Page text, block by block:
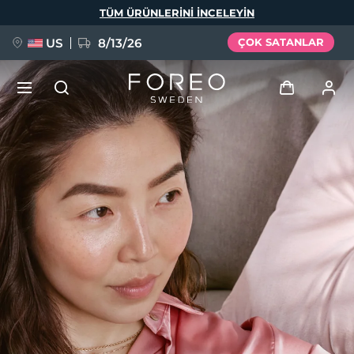
TÜM ÜRÜNLERINI INCELEYIN
US 8/13/26 ÇOK SATANLAR
Giriş
Kullanici profi̇li̇
Cihazlarım
Siparişlerim
Adresim
Aboneliklerim
YENİ
FAQ™ Pure Beauty-Tech Elixir
BREAKING NEWS
issa™ Teeth Whitening Set
Dil Seçimi
English Deutsch
Español
Français
Italiano
Português
Polski
Svenska
Русский
Türkçe
简体中文 繁體中文